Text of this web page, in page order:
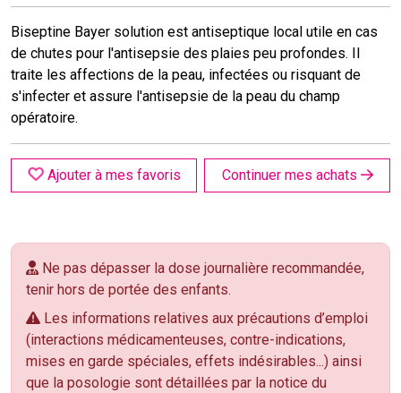
Biseptine Bayer solution est antiseptique local utile en cas
de chutes pour l'antisepsie des plaies peu profondes. Il
traite les affections de la peau, infectées ou risquant de
s'infecter et assure l'antisepsie de la peau du champ
opératoire.
Ajouter à mes favoris Continuer mes achats
Ne pas dépasser la dose journalière recommandée,
tenir hors de portée des enfants.
Les informations relatives aux précautions d’emploi
(interactions médicamenteuses, contre-indications,
mises en garde spéciales, effets indésirables...) ainsi
que la posologie sont détaillées par la notice du